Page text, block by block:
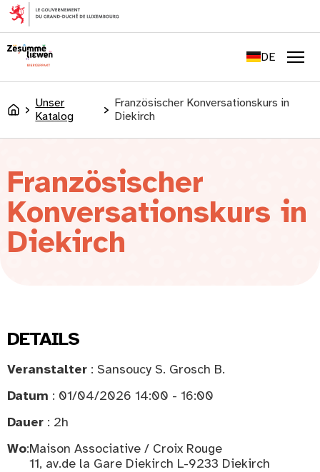
springen
DE
LU
Accueil
Unser
Katalog
Französischer Konversationskurs in
Diekirch
Französischer
Konversationskurs in
Diekirch
DETAILS
Veranstalter : Sansoucy S. Grosch B.
Datum : 01/04/2026 14:00 - 16:00
Dauer : 2h
Wo:Maison Associative / Croix Rouge
11, av.de la Gare Diekirch L-9233 Diekirch